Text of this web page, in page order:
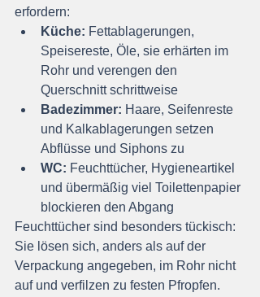
erfordern:
Küche: Fettablagerungen,
Speisereste, Öle, sie erhärten im
Rohr und verengen den
Querschnitt schrittweise
Badezimmer: Haare, Seifenreste
und Kalkablagerungen setzen
Abflüsse und Siphons zu
WC: Feuchttücher, Hygieneartikel
und übermäßig viel Toilettenpapier
blockieren den Abgang
Feuchttücher sind besonders tückisch:
Sie lösen sich, anders als auf der
Verpackung angegeben, im Rohr nicht
auf und verfilzen zu festen Pfropfen.